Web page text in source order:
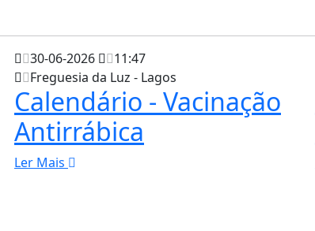
30-06-2026
11:47
Freguesia da Luz - Lagos
Calendário - Vacinação
Antirrábica
Ler Mais